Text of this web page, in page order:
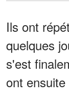
Ils ont
quelques
s'est
ont